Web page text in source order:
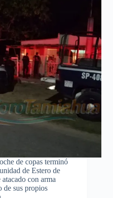
de copas terminó
de Estero de
con arma
de sus propios